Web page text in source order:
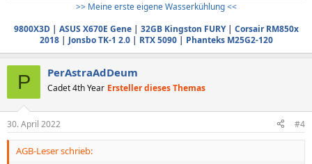
>> Meine erste eigene Wasserkühlung <<
9800X3D| ASUS X670E Gene| 32GB Kingston FURY| Corsair RM850x
2018| Jonsbo TK-1 2.0| RTX 5090| Phanteks M25G2-120
P PerAstraAdDeum
Cadet 4th Year Ersteller dieses Themas
30. April 2022 #4
AGB-Leser schrieb: